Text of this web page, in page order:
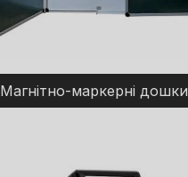
Магнітно-маркерні дошки